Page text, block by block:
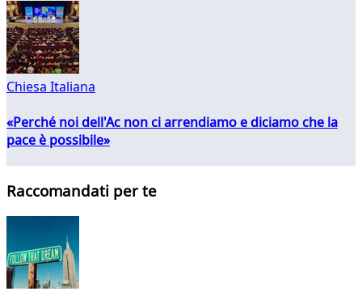
Chiesa Italiana
«Perché noi dell'Ac non ci arrendiamo e diciamo che la
pace è possibile»
Raccomandati per te